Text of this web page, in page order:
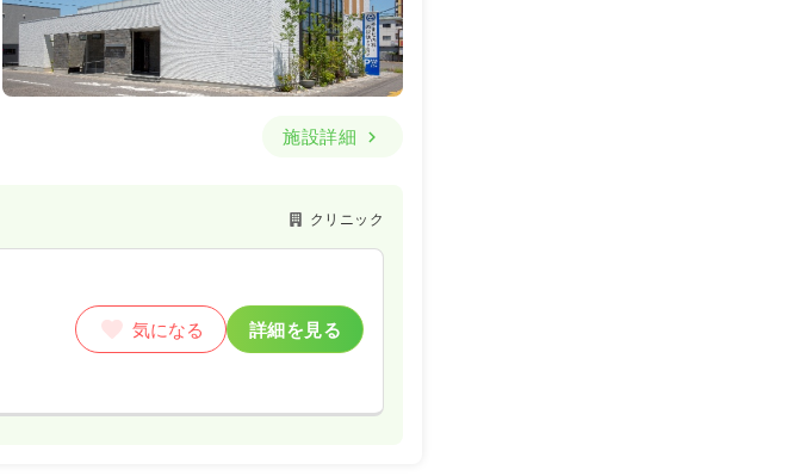
施設詳細
クリニック
気になる 詳細を見る